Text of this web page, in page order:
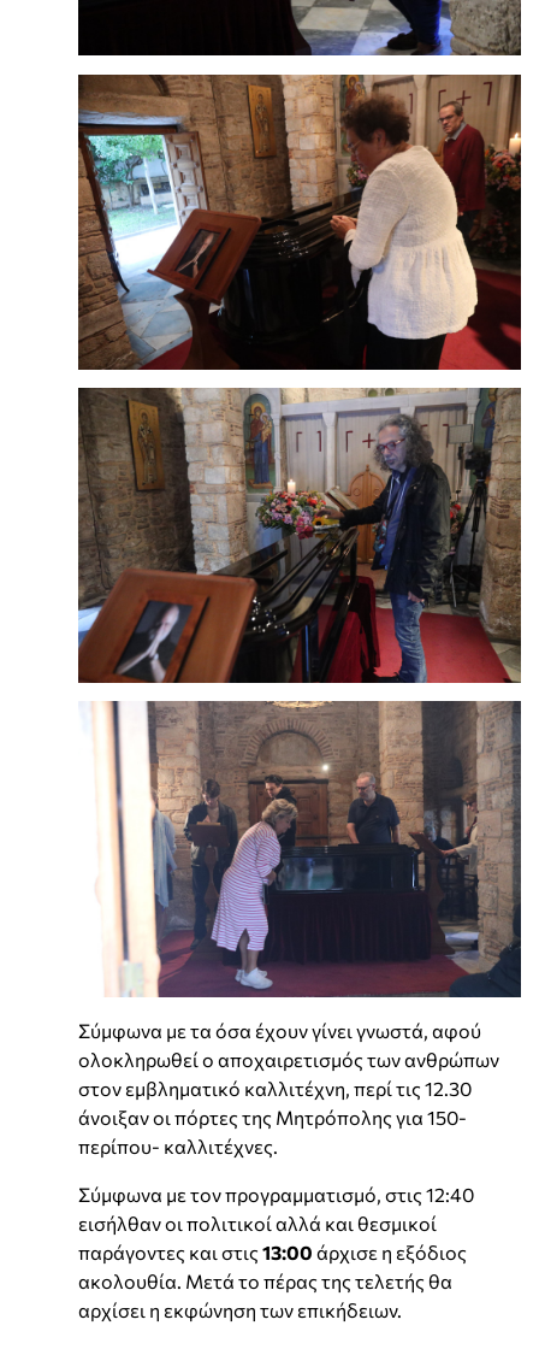
Σύμφωνα με τα όσα έχουν γίνει γνωστά, αφού
ολοκληρωθεί ο αποχαιρετισμός των ανθρώπων
στον εμβληματικό καλλιτέχνη, περί τις 12.30
άνοιξαν οι πόρτες της Μητρόπολης για 150-
περίπου- καλλιτέχνες.
Σύμφωνα με τον προγραμματισμό, στις 12:40
εισήλθαν οι πολιτικοί αλλά και θεσμικοί
παράγοντες και στις 13:00 άρχισε η εξόδιος
ακολουθία. Μετά το πέρας της τελετής θα
αρχίσει η εκφώνηση των επικήδειων.